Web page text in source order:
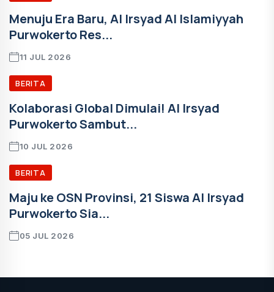
Menuju Era Baru, Al Irsyad Al Islamiyyah
Purwokerto Res...
11 JUL 2026
BERITA
Kolaborasi Global Dimulai! Al Irsyad
Purwokerto Sambut...
10 JUL 2026
BERITA
Maju ke OSN Provinsi, 21 Siswa Al Irsyad
Purwokerto Sia...
05 JUL 2026